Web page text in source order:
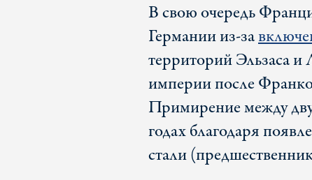
В свою очередь
Германии из-за
территорий Эльзаса и
империи после
Примирение между
годах благодаря
стали